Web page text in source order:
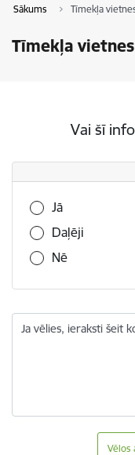
Sākums Tīmekļa
Tīmekļa
Vai šī
Vai šī informācija
Jā
Daļēji
Nē
Ja vēlies, ieraksti šeit
Vēlos